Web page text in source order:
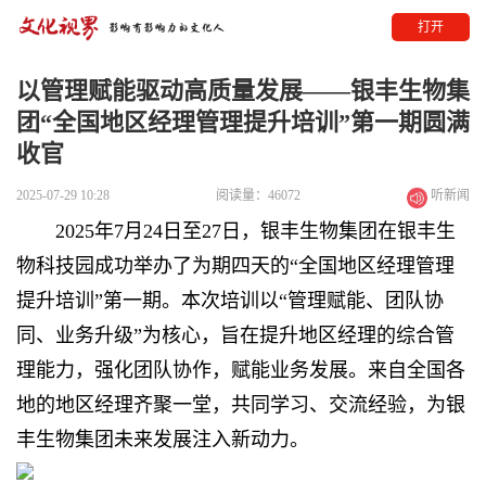
打开
以管理赋能驱动高质量发展——银丰生物集
团“全国地区经理管理提升培训”第一期圆满
收官
2025-07-29 10:28 阅读量：46072 听新闻
2025年7月24日至27日，银丰生物集团在银丰生
物科技园成功举办了为期四天的“全国地区经理管理
提升培训”第一期。本次培训以“管理赋能、团队协
同、业务升级”为核心，旨在提升地区经理的综合管
理能力，强化团队协作，赋能业务发展。来自全国各
地的地区经理齐聚一堂，共同学习、交流经验，为银
丰生物集团未来发展注入新动力。